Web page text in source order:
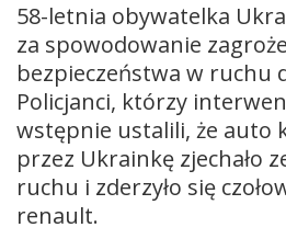
58-letnia obywatelka
za spowodowanie
bezpieczeństwa w ruchu
Policjanci, którzy
wstępnie ustalili, że auto
przez Ukrainkę zjechało
ruchu i zderzyło się
renault.